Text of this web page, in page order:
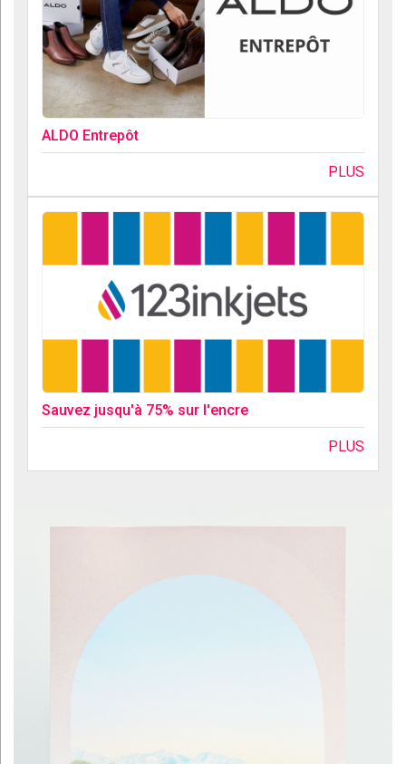
ALDO Entrepôt
PLUS
Sauvez jusqu'à 75% sur l'encre
PLUS